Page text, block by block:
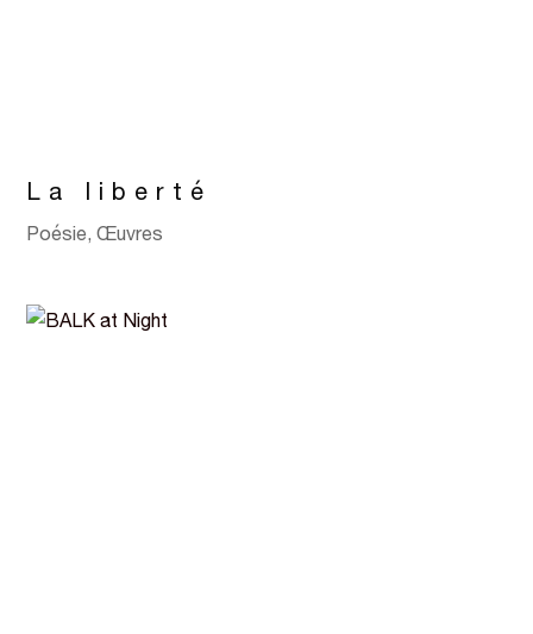
La liberté
Poésie,Œuvres